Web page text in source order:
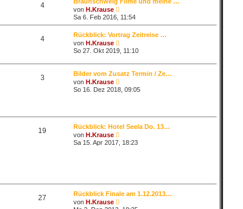
r
g
4
vonH.Krause
e
u
s
e
B
e
i
r
Sa 6. Feb 2016, 11:54
4
Rückblick: Vortrag Zeitreise …
vonH.Krause
e
u
e
t
r
t
r
g
So 27. Okt 2019, 11:10
3
Bilder vom Zusatz Termin / Ze…
vonH.Krause
e
u
t
r
e
So 16. Dez 2018, 09:05
19
Rückblick: Hotel Seela Do. 13…
vonH.Krause
e
u
r
e
Sa 15. Apr 2017, 18:23
27
Rückblick Finale am 1.12.2013…
vonH.Krause
e